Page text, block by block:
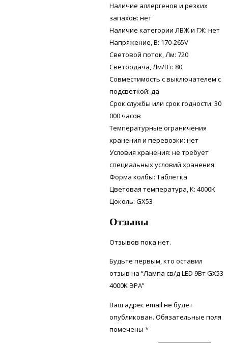
Наличие аллергенов и резких
запахов: нет
Наличие категории ЛВЖ и ГЖ: нет
Напряжение, В: 170-265V
Световой поток, Лм: 720
Светоодача, Лм/Вт: 80
Совместимость с выключателем с
подсветкой: да
Срок службы или срок годности: 30
000 часов
Температурные ограничения
хранения и перевозки: нет
Условия хранения: не требует
специальных условий хранения
Форма колбы: Таблетка
Цветовая температура, К: 4000K
Цоколь: GX53
Отзывы
Отзывов пока нет.
Будьте первым, кто оставил
отзыв на “Лампа св/д LED 9Вт GX53
4000K ЭРА”
Ваш адрес email не будет
опубликован. Обязательные поля
помечены*